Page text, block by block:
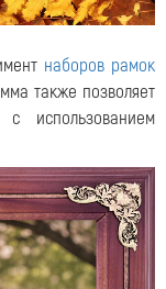
наборов рамок
также позволяет
с использованием